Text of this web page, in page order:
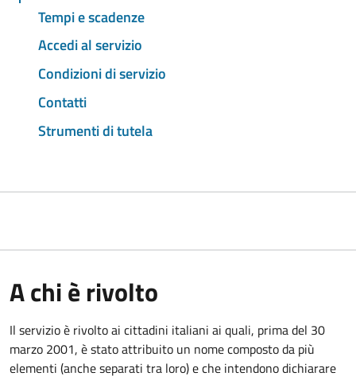
Tempi e scadenze
Accedi al servizio
Condizioni di servizio
Contatti
Strumenti di tutela
A chi è rivolto
Il servizio è rivolto ai cittadini italiani ai quali, prima del 30
marzo 2001, è stato attribuito un nome composto da più
elementi (anche separati tra loro) e che intendono dichiarare